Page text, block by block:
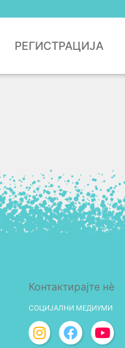
РЕГИСТРАЦИЈА
Контактирајте нè
СОЦИЈАЛНИ МЕДИУМИ